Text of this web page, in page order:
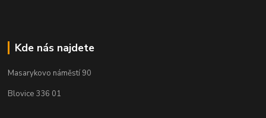
Kde nás najdete
Masarykovo náměstí 90
Blovice 336 01